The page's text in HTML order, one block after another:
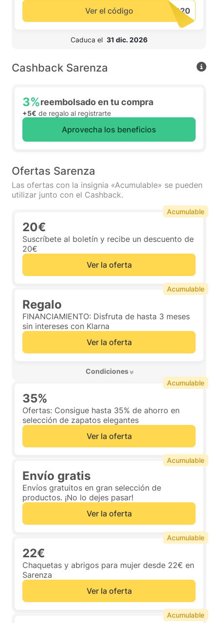
Ver el código
Caduca el 31 dic. 2026
Cashback Sarenza
3%reembolsado en tu compra
+5€ de regalo al registrarte
Aprovecha los beneficios
Ofertas Sarenza
Las ofertas con la insignia «Acumulable» se pueden
utilizar junto con el Cashback.
20€
Suscríbete al boletín y recibe un descuento de
20€
Ver la oferta
Acumulable
Regalo
FINANCIAMIENTO: Disfruta de hasta 3 meses
sin intereses con Klarna
Ver la oferta
Condiciones
Acumulable
35%
Ofertas: Consigue hasta 35% de ahorro en
selección de zapatos elegantes
Ver la oferta
Acumulable
Envío gratis
Envíos gratuitos en gran selección de
productos. ¡No lo dejes pasar!
Ver la oferta
Acumulable
22€
Chaquetas y abrigos para mujer desde 22€ en
Sarenza
Ver la oferta
Acumulable
Acumulable